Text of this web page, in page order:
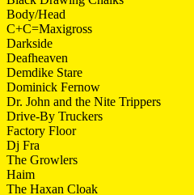
Body/Head
C+C=Maxigross
Darkside
Deafheaven
Demdike Stare
Dominick Fernow
Dr. John and the Nite Trippers
Drive-By Truckers
Factory Floor
Dj Fra
The Growlers
Haim
The Haxan Cloak